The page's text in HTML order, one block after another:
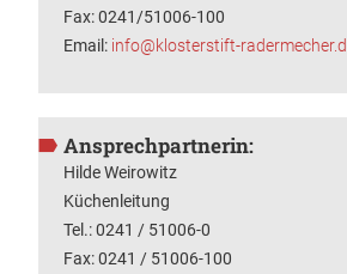
Fax: 0241/51006-100
Email: info@klosterstift-
Ansprechpartnerin:
Hilde Weirowitz
Küchenleitung
Tel.: 0241 / 51006-0
Fax: 0241 / 51006-100